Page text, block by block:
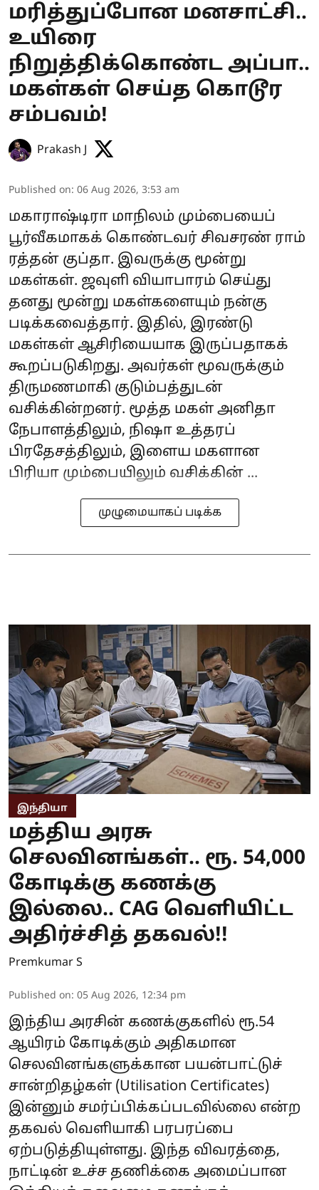
மரித்துப்போன மனசாட்சி..
உயிரை
நிறுத்திக்கொண்ட அப்பா..
மகள்கள் செய்த கொடூர
சம்பவம்!
Prakash J
Published on: 06 Aug 2026, 3:53 am
மகாராஷ்டிரா மாநிலம் மும்பையைப்
பூர்வீகமாகக் கொண்டவர் சிவசரண் ராம்
ரத்தன் குப்தா. இவருக்கு மூன்று
மகள்கள். ஜவுளி வியாபாரம் செய்து
தனது மூன்று மகள்களையும் நன்கு
படிக்கவைத்தார். இதில், இரண்டு
மகள்கள் ஆசிரியையாக இருப்பதாகக்
கூறப்படுகிறது. அவர்கள் மூவருக்கும்
திருமணமாகி குடும்பத்துடன்
வசிக்கின்றனர். மூத்த மகள் அனிதா
நேபாளத்திலும், நிஷா உத்தரப்
பிரதேசத்திலும், இளைய மகளான
பிரியா மும்பையிலும் வசிக்கின் ...
முழுமையாகப் படிக்க
இந்தியா
மத்திய அரசு
செலவினங்கள்.. ரூ. 54,000
கோடிக்கு கணக்கு
இல்லை.. CAG வெளியிட்ட
அதிர்ச்சித் தகவல்!!
Premkumar S
Published on: 05 Aug 2026, 12:34 pm
இந்திய அரசின் கணக்குகளில் ரூ.54
ஆயிரம் கோடிக்கும் அதிகமான
செலவினங்களுக்கான பயன்பாட்டுச்
சான்றிதழ்கள் (Utilisation Certificates)
இன்னும் சமர்ப்பிக்கப்படவில்லை என்ற
தகவல் வெளியாகி பரபரப்பை
ஏற்படுத்தியுள்ளது. இந்த விவரத்தை,
நாட்டின் உச்ச தணிக்கை அமைப்பான